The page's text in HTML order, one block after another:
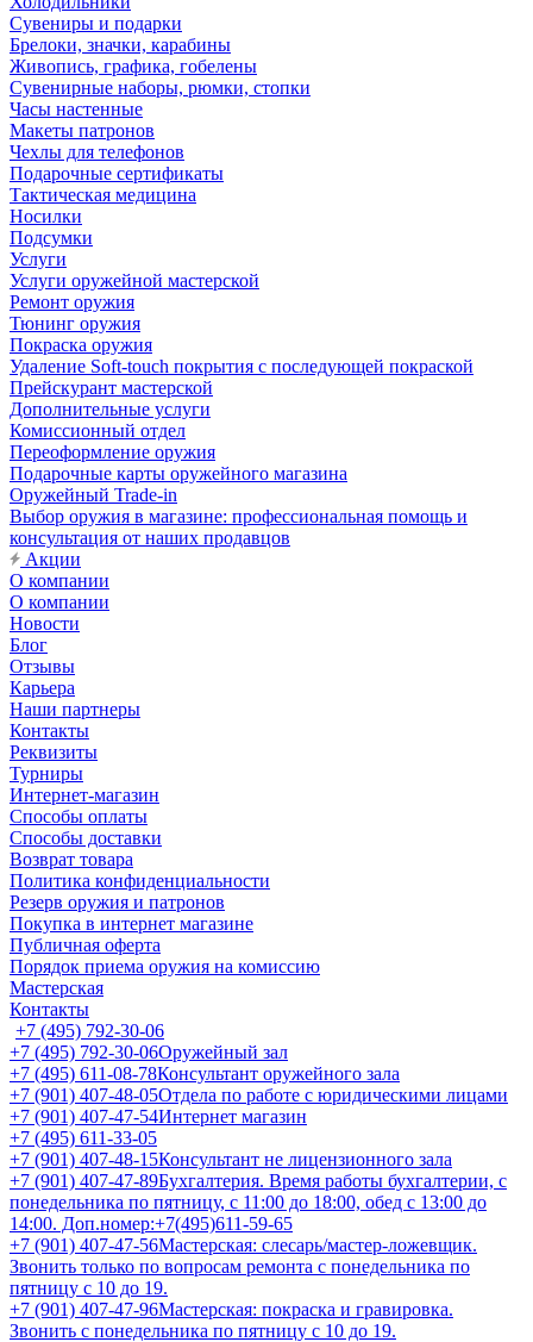
Сувениры и подарки
Брелоки, значки, карабины
Живопись, графика, гобелены
Сувенирные наборы, рюмки, стопки
Часы настенные
Макеты патронов
Чехлы для телефонов
Подарочные сертификаты
Тактическая медицина
Носилки
Подсумки
Услуги
Услуги оружейной мастерской
Ремонт оружия
Тюнинг оружия
Покраска оружия
Удаление Soft-touch покрытия с последующей покраской
Прейскурант мастерской
Дополнительные услуги
Комиссионный отдел
Переоформление оружия
Подарочные карты оружейного магазина
Оружейный Trade-in
Выбор оружия в магазине: профессиональная помощь и
консультация от наших продавцов
Акции
О компании
О компании
Новости
Блог
Отзывы
Карьера
Наши партнеры
Контакты
Реквизиты
Турниры
Интернет-магазин
Способы оплаты
Способы доставки
Возврат товара
Политика конфиденциальности
Резерв оружия и патронов
Покупка в интернет магазине
Публичная оферта
Порядок приема оружия на комиссию
Мастерская
Контакты
+7 (495) 792-30-06
+7 (495) 792-30-06Оружейный зал
+7 (495) 611-08-78Консультант оружейного зала
+7 (901) 407-48-05Отдела по работе с юридическими лицами
+7 (901) 407-47-54Интернет магазин
+7 (495) 611-33-05
+7 (901) 407-48-15Консультант не лицензионного зала
+7 (901) 407-47-89Бухгалтерия. Время работы бухгалтерии, с
понедельника по пятницу, с 11:00 до 18:00, обед с 13:00 до
14:00. Доп.номер:+7(495)611-59-65
+7 (901) 407-47-56Мастерская: слесарь/мастер-ложевщик.
Звонить только по вопросам ремонта с понедельника по
пятницу с 10 до 19.
+7 (901) 407-47-96Мастерская: покраска и гравировка.
Звонить с понедельника по пятницу с 10 до 19.